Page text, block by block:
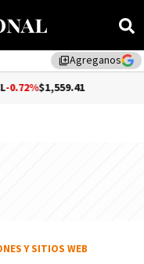
library_addAgreganos
Y SITIOS WEB